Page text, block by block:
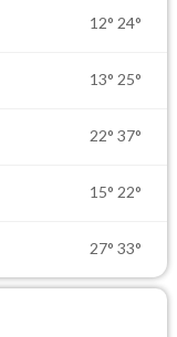
12° 24°
13° 25°
22° 37°
15° 22°
27° 33°